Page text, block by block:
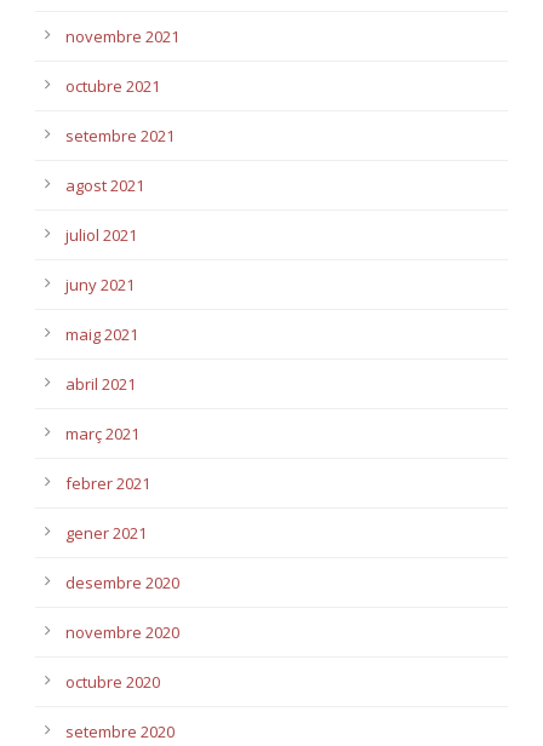
novembre 2021
octubre 2021
setembre 2021
agost 2021
juliol 2021
juny 2021
maig 2021
abril 2021
març 2021
febrer 2021
gener 2021
desembre 2020
novembre 2020
octubre 2020
setembre 2020